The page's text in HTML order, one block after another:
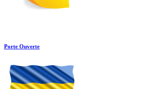
Porte Ouverte